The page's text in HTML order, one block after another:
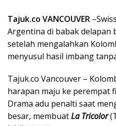
Tajuk.co VANCOUVER
Argentina di babak delapan
setelah mengalahkan
menyusul hasil imbang
Tajuk.co Vancouver –
harapan maju ke perempat
Drama adu penalti saat
besar, membuatLa Tricolor